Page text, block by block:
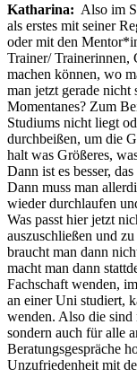
Katharina: Also im
als erstes mit seiner
oder mit den
Trainer/ Trainerinnen,
machen können, wo
man jetzt gerade nicht
Momentanes? Zum
Studiums nicht liegt
durchbeißen, um die
halt was Größeres,
Dann ist es besser,
Dann muss man
wieder durchlaufen
Was passt hier jetzt
auszuschließen und
braucht man dann
macht man dann
Fachschaft wenden,
an einer Uni studiert,
wenden. Also die
sondern auch für alle
Beratungsgespräche
Unzufriedenheit mit